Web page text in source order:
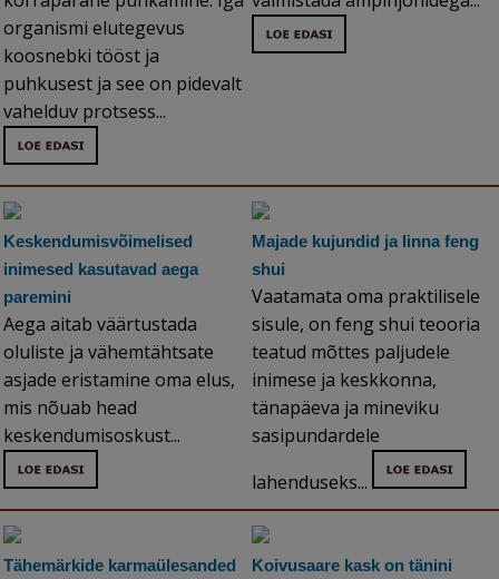
organismi elutegevus
koosnebki tööst ja
puhkusest ja see on pidevalt
vahelduv protsess...
Keskendumisvõimelised
inimesed kasutavad aega
paremini
Aega aitab väärtustada
oluliste ja vähemtähtsate
asjade eristamine oma elus,
mis nõuab head
keskendumisoskust...
Majade kujundid ja linna feng
shui
Vaatamata oma praktilisele
sisule, on feng shui teooria
teatud mõttes paljudele
inimese ja keskkonna,
tänapäeva ja mineviku
sasipundardele
lahenduseks...
Tähemärkide karmaülesanded
Koivusaare kask on tänini